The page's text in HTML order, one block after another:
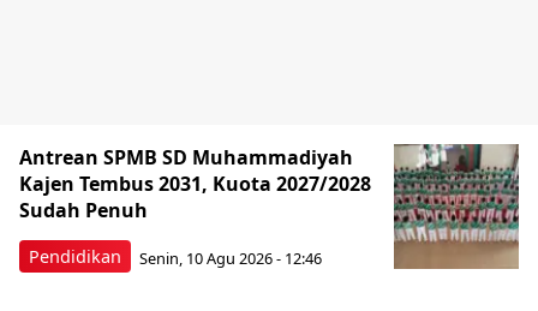
Pendidikan
Antrean SPMB SD Muhammadiyah
Kajen Tembus 2031, Kuota 2027/2028
Sudah Penuh
Senin, 10 Agu 2026 - 12:46